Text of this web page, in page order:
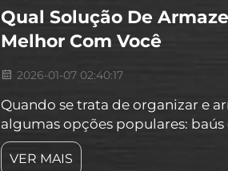
Qual Solução De
Melhor Com Você
2026-01-07 02:40:17
Quando se trata de organizar e
algumas opções populares:
rodízios. Ambos são excelentes
organizada, mas qual é o ideal
VER MAIS